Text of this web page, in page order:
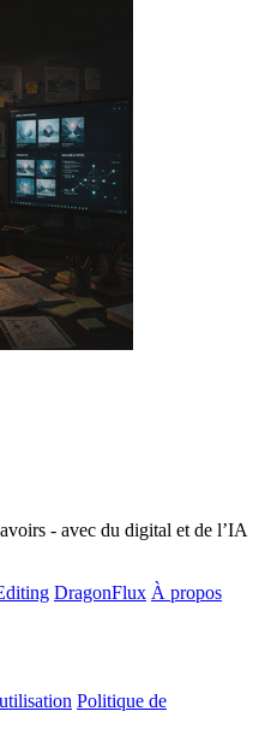
- avec du digital et de l’IA
DragonFlux À propos
Politique de